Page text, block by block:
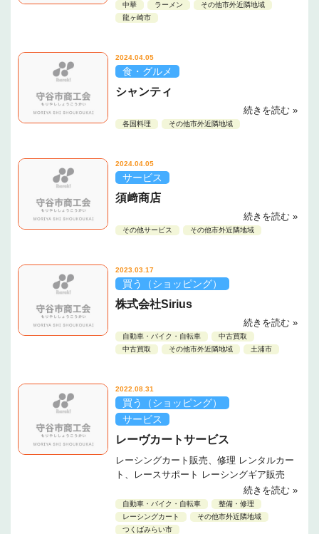
中華 ラーメン
その他市外近隣地域
龍ヶ崎市
2024.04.05
食・グルメ
シャンティ
続きを読む »
各国料理 その他市外近隣地域
2024.04.05
サービス
須﨑商店
続きを読む »
その他サービス その他市外近隣地域
2023.03.17
買う（ショッピング）
株式会社Sirius
続きを読む »
自動車・バイク・自転車
中古買取
中古買取
その他市外近隣地域 土浦市
2022.08.31
買う（ショッピング）
サービス
レーヴカートサービス
レーシングカート販売、修理 レンタルカー
ト、レースサポート レーシングギア販売
続きを読む »
自動車・バイク・自転車
整備・修理
レーシングカート
その他市外近隣地域
つくばみらい市